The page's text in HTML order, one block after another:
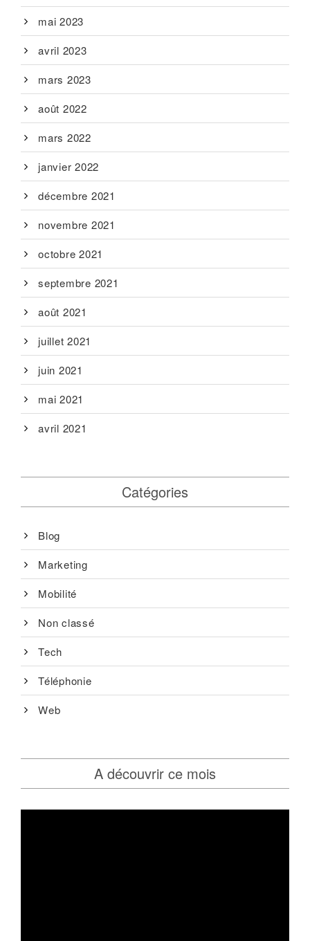
mai 2023
avril 2023
mars 2023
août 2022
mars 2022
janvier 2022
décembre 2021
novembre 2021
octobre 2021
septembre 2021
août 2021
juillet 2021
juin 2021
mai 2021
avril 2021
Catégories
Blog
Marketing
Mobilité
Non classé
Tech
Téléphonie
Web
A découvrir ce mois